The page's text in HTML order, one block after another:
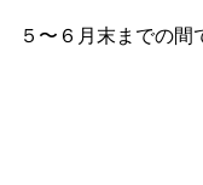
５〜６月末までの